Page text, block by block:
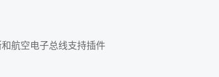
航空电子总线支持插件